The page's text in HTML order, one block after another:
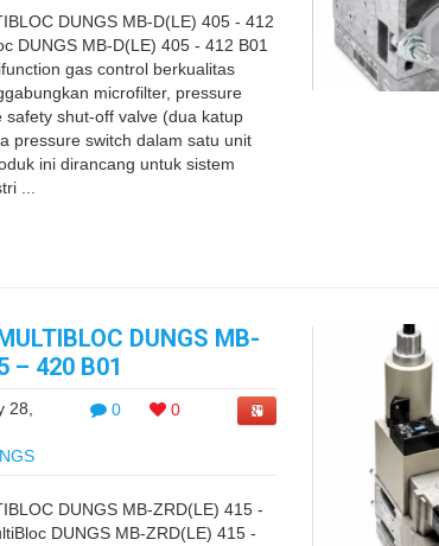
DUNGS MB-D(LE) 405 - 412
DUNGS MB-D(LE) 405 - 412 B01
gas control berkualitas
microfilter, pressure
safety shut-off valve (dua katup
pressure switch dalam satu unit
ini dirancang untuk sistem
...
DUNGS MB-
– 420 B01
0 0
28,
DUNGS MB-ZRD(LE) 415 -
DUNGS MB-ZRD(LE) 415 -